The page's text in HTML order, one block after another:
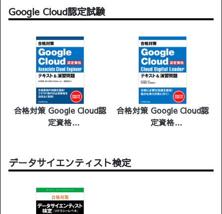
Administrator
Google Cloud認定試験
合格対策 Google Cloud認
定資格
テキスト＆演習問題
合格対策 Google Cloud認
定資格
データサイエンティスト検定